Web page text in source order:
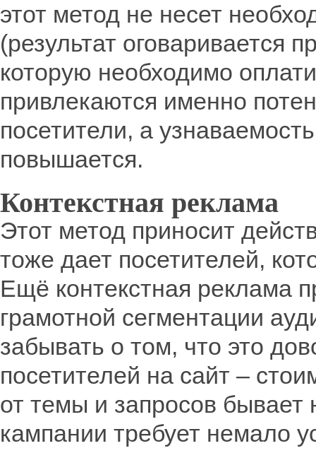
этот метод не несет
(результат оговаривается
которую необходимо
привлекаются именно
посетители, а
повышается.
Контекстная реклама
Этот метод приносит
тоже дает посетителей,
Ещё контекстная реклама
грамотной сегментации
забывать о том, что это
посетителей на сайт –
от темы и запросов бывает
кампании требует немало